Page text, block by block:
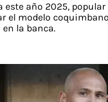
este año 2025, popular
el modelo
la banca.